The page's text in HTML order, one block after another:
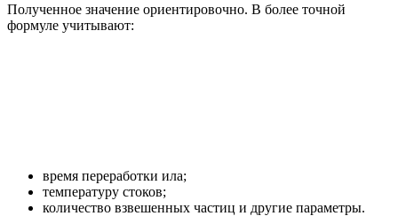
Полученное значение ориентировочно. В более точной
формуле учитывают:
время переработки ила;
температуру стоков;
количество взвешенных частиц и другие параметры.